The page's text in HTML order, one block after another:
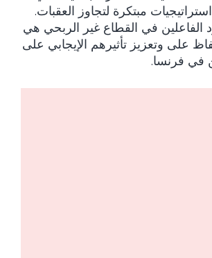
مبتكرة لتجاوز العقبات.
الفاعلين في القطاع غير الربحي هي
على وتعزيز تأثيرهم الإيجابي على
في فرنسا.